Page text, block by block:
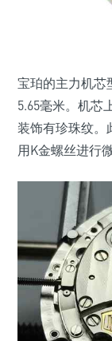
宝珀的主力机芯
5.65毫米。机芯
装饰有珍珠纹。
用K金螺丝进行微